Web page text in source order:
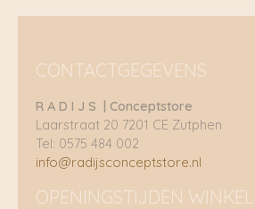
CONTACTGEGEVENS
R A D I J S | Conceptstore
Laarstraat 20 7201 CE Zutphen
Tel: 0575 484 002
info@radijsconceptstore.nl
OPENINGSTIJDEN WINKEL